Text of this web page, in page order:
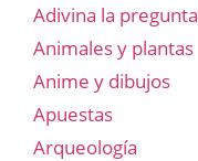
Adivina la pregunta
Animales y plantas
Anime y dibujos
Apuestas
Arqueología